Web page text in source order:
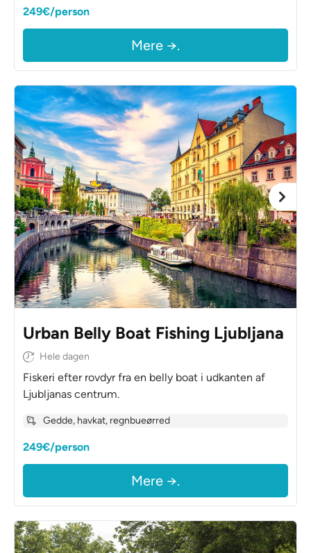
249€/person
Mere →.
Urban Belly Boat Fishing Ljubljana
Hele dagen
Fiskeri efter rovdyr fra en belly boat i udkanten af
Ljubljanas centrum.
Gedde, havkat, regnbueørred
249€/person
Mere →.